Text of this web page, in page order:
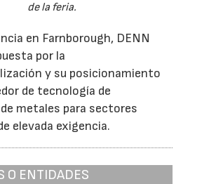
de la feria.
en Farnborough, DENN
por la
y su posicionamiento
de tecnología de
metales para sectores
elevada exigencia.
O ENTIDADES